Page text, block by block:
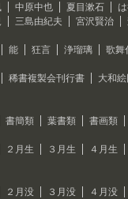
中原中也 夏目漱石
三島由紀夫 宮沢賢治
能 狂言 浄瑠璃
歌舞
稀書複製会刊行書
大和
書簡類 葉書類
書画類
２月生 ３月生
４月生
２月没 ３月没
４月没